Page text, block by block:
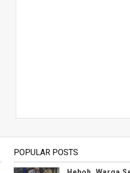
POPULAR POSTS